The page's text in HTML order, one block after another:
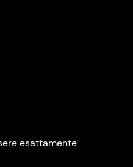
esattamente